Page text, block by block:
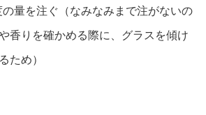
量を注ぐ（なみなみまで注がないの
香りを確かめる際に、グラスを傾け
ため）